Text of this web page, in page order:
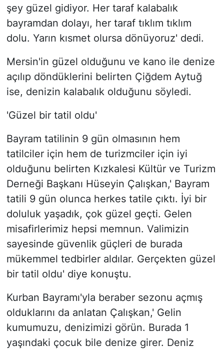
şey güzel gidiyor. Her taraf kalabalık
bayramdan dolayı, her taraf tıklım tıklım
dolu. Yarın kısmet olursa dönüyoruz' dedi.
Mersin'in güzel olduğunu ve kano ile denize
açılıp döndüklerini belirten Çiğdem Aytuğ
ise, denizin kalabalık olduğunu söyledi.
'Güzel bir tatil oldu'
Bayram tatilinin 9 gün olmasının hem
tatilciler için hem de turizmciler için iyi
olduğunu belirten Kızkalesi Kültür ve Turizm
Derneği Başkanı Hüseyin Çalışkan,' Bayram
tatili 9 gün olunca herkes tatile çıktı. İyi bir
doluluk yaşadık, çok güzel geçti. Gelen
misafirlerimiz hepsi memnun. Valimizin
sayesinde güvenlik güçleri de burada
mükemmel tedbirler aldılar. Gerçekten güzel
bir tatil oldu' diye konuştu.
Kurban Bayramı'yla beraber sezonu açmış
olduklarını da anlatan Çalışkan,' Gelin
kumumuzu, denizimizi görün. Burada 1
yaşındaki çocuk bile denize girer. Deniz